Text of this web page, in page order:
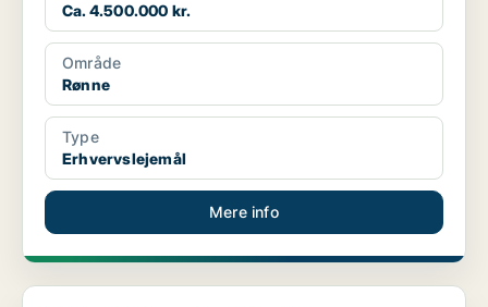
Ca. 4.500.000 kr.
Område
Rønne
Type
Erhvervslejemål
Mere info
Boligudlejningsejendom i Nexø